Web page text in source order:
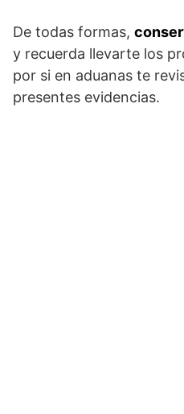
De todas formas,
y recuerda llevarte los
por si en aduanas te
presentes evidencias.